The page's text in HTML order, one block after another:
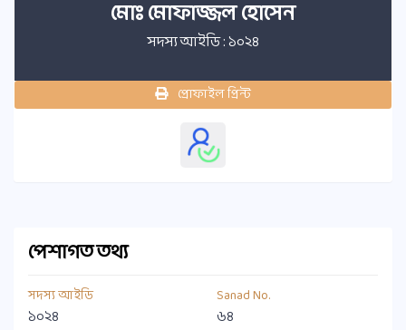
মোঃ মোফাজ্জল হোসেন
সদস্য আইডি : ১০২৪
প্রোফাইল প্রিন্ট
পেশাগত তথ্য
সদস্য আইডি
১০২৪
Sanad No.
৬৪